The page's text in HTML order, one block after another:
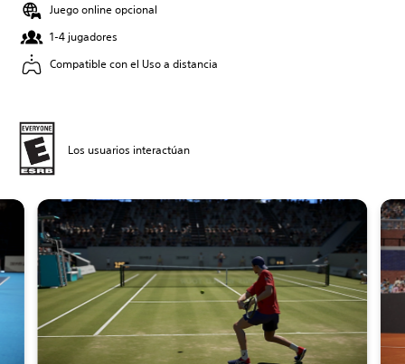
Juego online opcional
1-4 jugadores
Compatible con el Uso a distancia
Los usuarios interactúan